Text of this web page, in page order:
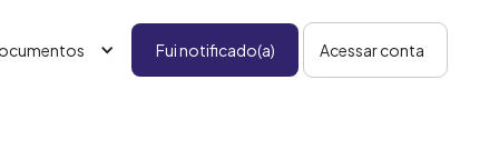
Fui notificado(a) Acessar conta